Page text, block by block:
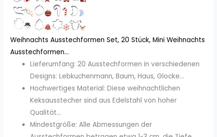
Weihnachts Ausstechformen Set, 20 Stück, Mini Weihnachts
Ausstechformen...
Lieferumfang: 20 Ausstechformen in verschiedenen
Designs: Lebkuchenmann, Baum, Haus, Glocke...
Hochwertiges Material: Diese weihnachtlichen
Keksausstecher sind aus Edelstahl von hoher
Qualität...
Mindestgröße: Alle Abmessungen der